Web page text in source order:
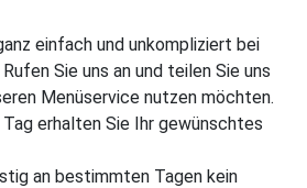
einfach und unkompliziert bei
Sie uns an und teilen Sie uns
Menüservice nutzen möchten.
erhalten Sie Ihr gewünschtes
an bestimmten Tagen kein